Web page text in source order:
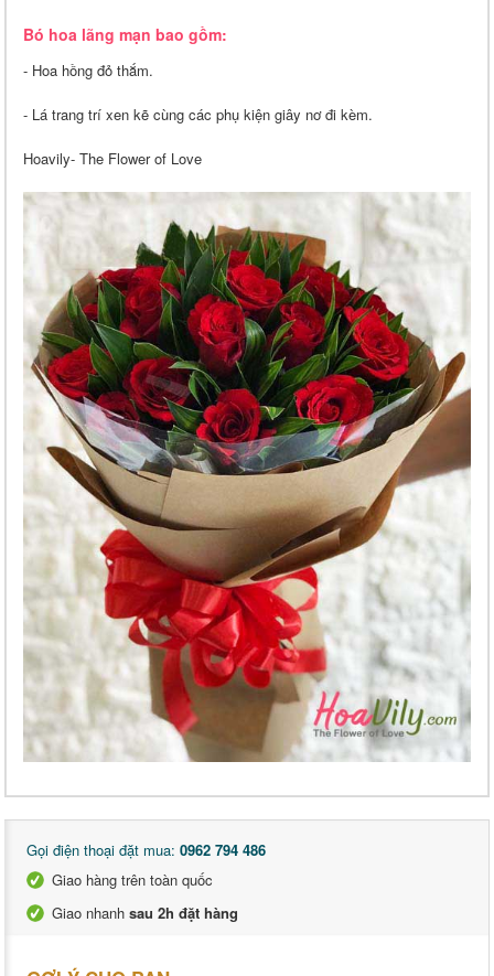
Bó hoa lãng mạn bao gồm:
- Hoa hồng đỏ thắm.
- Lá trang trí xen kẽ cùng các phụ kiện giây nơ đi kèm.
Hoavily- The Flower of Love
Gọi điện thoại đặt mua: 0962 794 486
Giao hàng trên toàn quốc
Giao nhanh sau 2h đặt hàng